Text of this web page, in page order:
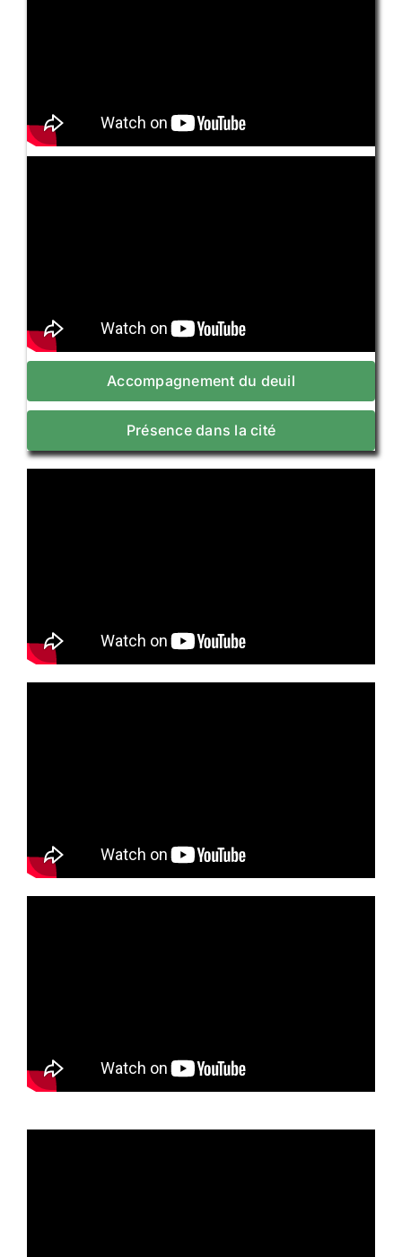
Accompagnement du deuil
Présence dans la cité